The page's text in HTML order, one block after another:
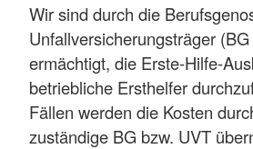
Wir sind durch die
Unfallversicherungsträger
ermächtigt, die Erste-Hilfe-
betriebliche Ersthelfer
Fällen werden die Kosten
zuständige BG bzw. UVT